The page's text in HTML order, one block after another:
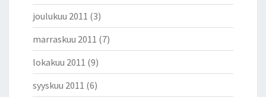
joulukuu 2011 (3)
marraskuu 2011 (7)
lokakuu 2011 (9)
syyskuu 2011 (6)